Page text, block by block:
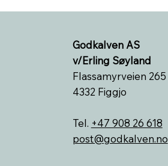
Godkalven AS
v/Erling Søyland
Flassamyrveien 265
4332 Figgjo
Tel. +47 908 26 618
post@godkalven.no